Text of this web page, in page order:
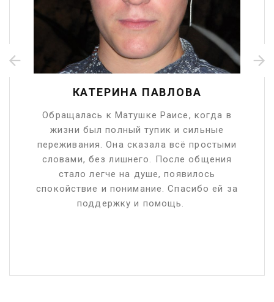
КАТЕРИНА ПАВЛОВА
Обращалась к Матушке Раисе, когда в
жизни был полный тупик и сильные
переживания. Она сказала всё простыми
словами, без лишнего. После общения
стало легче на душе, появилось
спокойствие и понимание. Спасибо ей за
поддержку и помощь.